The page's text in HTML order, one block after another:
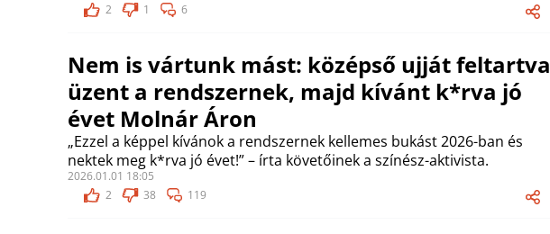
2
1 6
Nem is vártunk mást: középső ujját feltartva
üzent a rendszernek, majd kívánt k*rva jó
évet Molnár Áron
„Ezzel a képpel kívánok a rendszernek kellemes bukást 2026-ban és
nektek meg k*rva jó évet!” – írta követőinek a színész-aktivista.
2026.01.01 18:05
2
38 119